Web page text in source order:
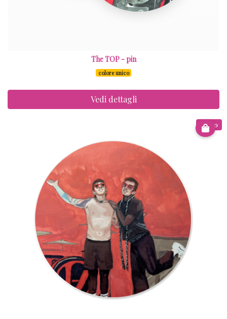
The TOP - pin
colore unico
Vedi dettagli
€ 3.00